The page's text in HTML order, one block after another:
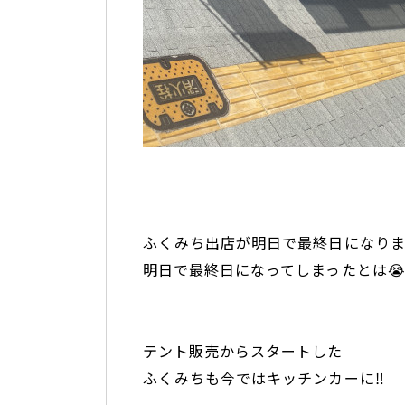
ふくみち出店が明日で最終日になり
明日で最終日になってしまったとは😭
テント販売からスタートした
ふくみちも今ではキッチンカーに‼️